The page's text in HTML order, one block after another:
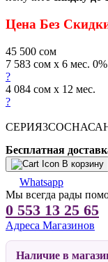
Цена Без
45 500 сом
7 583 сом x 6 мес. 0%
?
4 084 сом x 12 мес.
?
Бесплатная
В корзину
Whatsapp
Мы всегда рады
0 553 13 25 65
Адреса Магазинов
Наличие в